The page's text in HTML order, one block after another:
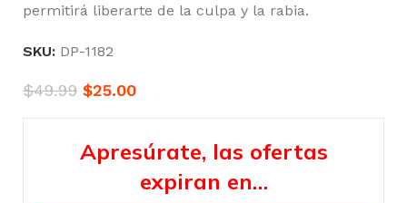
permitirá liberarte de la culpa y la rabia.
SKU: DP-1182
$49.99 $25.00
Apresúrate, las ofertas
expiran en…